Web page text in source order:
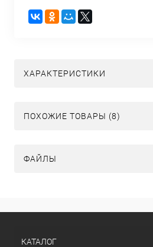
ХАРАКТЕРИСТИКИ
ПОХОЖИЕ ТОВАРЫ (8)
ФАЙЛЫ
КАТАЛОГ